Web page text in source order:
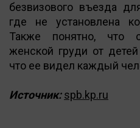
безвизового въезда
где не установлена
Также понятно, что
женской груди от
что ее видел каждый
Источник: spb.kp.ru